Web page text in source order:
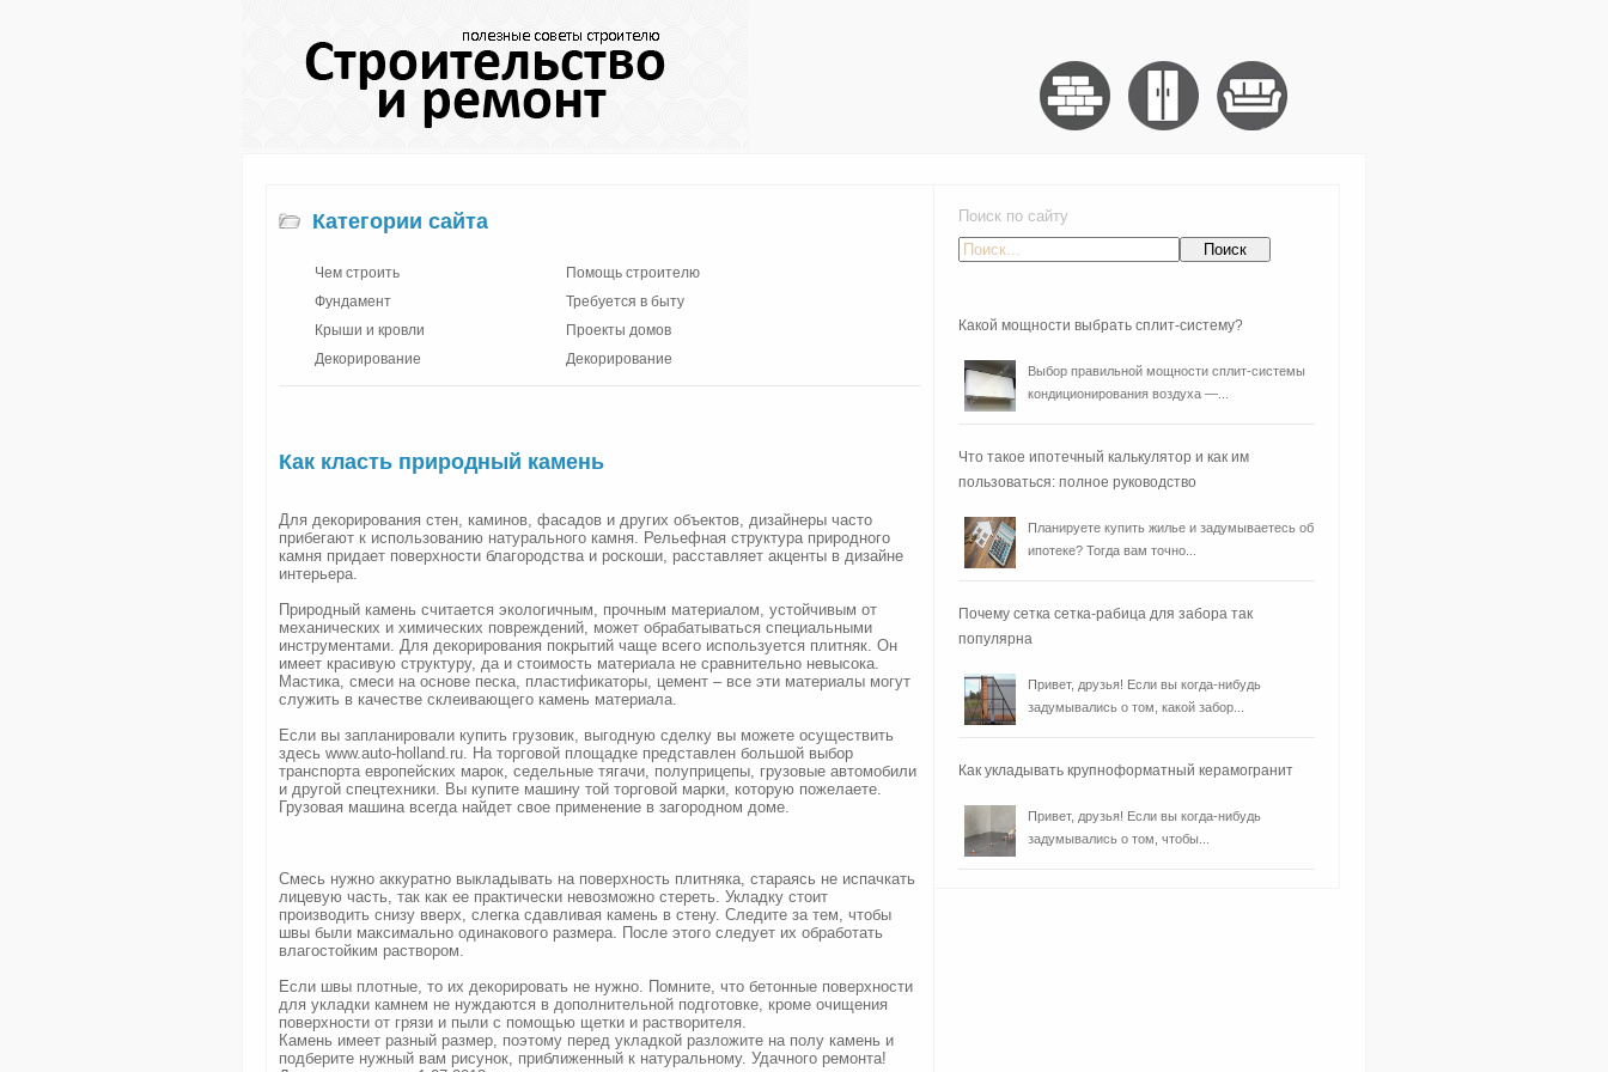
Категории сайта
Чем строить
Фундамент
Крыши и кровли
Декорирование
Помощь строителю
Требуется в быту
Проекты домов
Декорирование
Как класть природный камень
Для декорирования стен, каминов, фасадов и других объектов, дизайнеры часто
прибегают к использованию натурального камня. Рельефная структура природного
камня придает поверхности благородства и роскоши, расставляет акценты в дизайне
интерьера.
Природный камень считается экологичным, прочным материалом, устойчивым от
механических и химических повреждений, может обрабатываться специальными
инструментами. Для декорирования покрытий чаще всего используется плитняк. Он
имеет красивую структуру, да и стоимость материала не сравнительно невысока.
Мастика, смеси на основе песка, пластификаторы, цемент – все эти материалы могут
служить в качестве склеивающего камень материала.
Если вы запланировали купить грузовик, выгодную сделку вы можете осуществить
здесь www.auto-holland.ru. На торговой площадке представлен большой выбор
транспорта европейских марок, седельные тягачи, полуприцепы, грузовые автомобили
и другой спецтехники. Вы купите машину той торговой марки, которую пожелаете.
Грузовая машина всегда найдет свое применение в загородном доме.
Смесь нужно аккуратно выкладывать на поверхность плитняка, стараясь не испачкать
лицевую часть, так как ее практически невозможно стереть. Укладку стоит
производить снизу вверх, слегка сдавливая камень в стену. Следите за тем, чтобы
швы были максимально одинакового размера. После этого следует их обработать
влагостойким раствором.
Если швы плотные, то их декорировать не нужно. Помните, что бетонные поверхности
для укладки камнем не нуждаются в дополнительной подготовке, кроме очищения
поверхности от грязи и пыли с помощью щетки и растворителя.
Камень имеет разный размер, поэтому перед укладкой разложите на полу камень и
подберите нужный вам рисунок, приближенный к натуральному. Удачного ремонта!
Поиск по сайту
Какой мощности выбрать сплит-систему?
Выбор правильной мощности сплит-системы
кондиционирования воздуха —...
Что такое ипотечный калькулятор и как им
пользоваться: полное руководство
Планируете купить жилье и задумываетесь об
ипотеке? Тогда вам точно...
Почему сетка сетка-рабица для забора так
популярна
Привет, друзья! Если вы когда-нибудь
задумывались о том, какой забор...
Как укладывать крупноформатный керамогранит
Привет, друзья! Если вы когда-нибудь
задумывались о том, чтобы...